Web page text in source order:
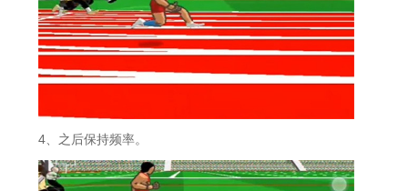
4、之后保持频率。